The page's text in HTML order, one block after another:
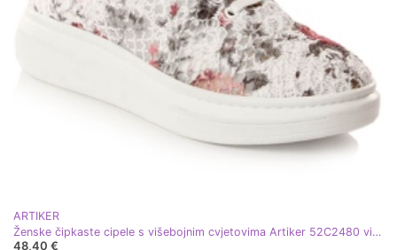
ARTIKER
Ženske čipkaste cipele s višebojnim cvjetovima Artiker 52C2480 višebojan
48,40 €